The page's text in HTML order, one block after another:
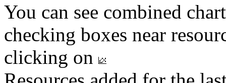
You can see combined
checking boxes near
clicking on